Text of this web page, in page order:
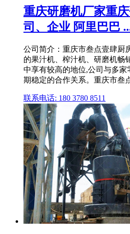
重庆研磨机厂家重
司、企业 阿里巴巴
公司简介：重庆市叁点壹肆厨
的果汁机、榨汁机、研磨机畅
中享有较高的地位,公司与多
期稳定的合作关系。重庆市叁
联系电话: 180 3780 8511